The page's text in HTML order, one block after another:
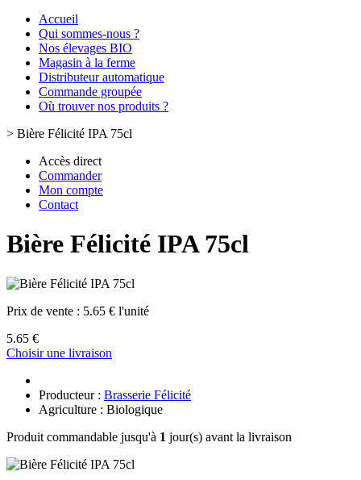
Accueil
Qui sommes-nous ?
Nos élevages BIO
Magasin à la ferme
Distributeur automatique
Commande groupée
Où trouver nos produits ?
> Bière Félicité IPA 75cl
Accès direct
Commander
Mon compte
Contact
Bière Félicité IPA 75cl
Prix de vente : 5.65 € l'unité
5.65 €
Choisir une livraison
Producteur : Brasserie Félicité
Agriculture : Biologique
Produit commandable jusqu'à 1 jour(s) avant la livraison